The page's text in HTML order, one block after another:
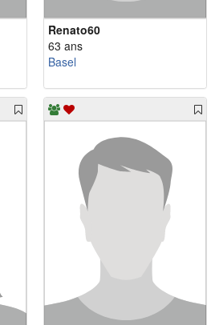
Renato60
63 ans
Basel